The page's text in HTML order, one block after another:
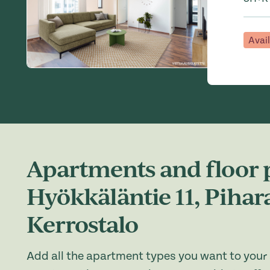
Apartments and floor
Hyökkäläntie 11,
Kerrostalo
Add all the apartment types you want to